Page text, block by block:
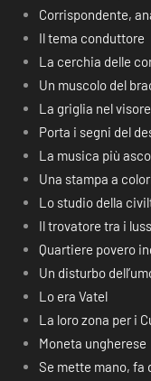
Corrispondente,
Il tema conduttore
La cerchia delle
Un muscolo del
La griglia nel
Porta i segni del
La musica più
Una stampa a
Lo studio della
Il trovatore tra i
Quartiere povero
Un disturbo
Lo era Vatel
La loro zona per i
Moneta ungherese
Se mette mano, fa